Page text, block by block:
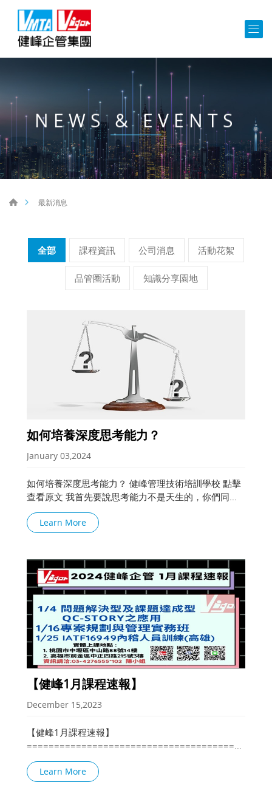
NEWS & EVENTS
最新消息
全部 課程資訊 公司消息 活動花絮
品管圈活動 知識分享園地
如何培養深度思考能力？
January 03,2024
如何培養深度思考能力？ 健峰管理技術培訓學校 點擊
查看原文 我首先要說思考能力不是天生的，你們同意
嗎？ 明白了這個，有些同學喜歡給自己貼標籤，什
麼“我這人腦袋比較笨”啊，“我一想事兒就頭疼”啊，就
完全
Learn More
【健峰1月課程速報】
December 15,2023
【健峰1月課程速報】
課程報名填寫：(點擊課程名稱即可報名) 1/4 問題解決
型及課題達成型QC-S
Learn More